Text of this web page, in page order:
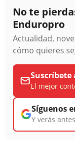
No te
Enduropro
Actualidad,
cómo quieres
El mejor
Síguenos
Y verás